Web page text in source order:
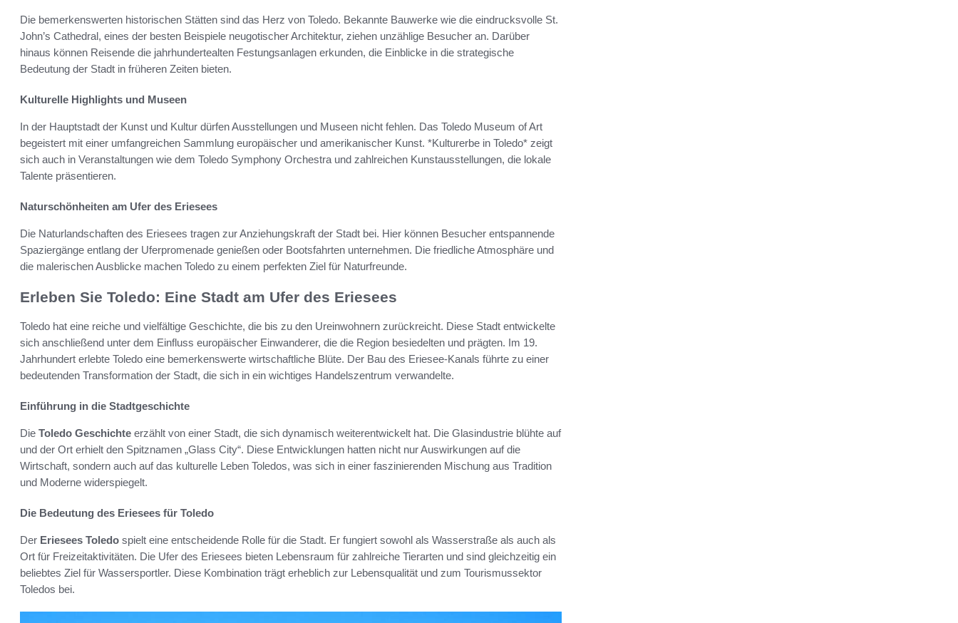
Die bemerkenswerten historischen Stätten sind das Herz von Toledo. Bekannte Bauwerke wie die eindrucksvolle St.
John’s Cathedral, eines der besten Beispiele neugotischer Architektur, ziehen unzählige Besucher an. Darüber
hinaus können Reisende die jahrhundertealten Festungsanlagen erkunden, die Einblicke in die strategische
Bedeutung der Stadt in früheren Zeiten bieten.
Kulturelle Highlights und Museen
In der Hauptstadt der Kunst und Kultur dürfen Ausstellungen und Museen nicht fehlen. Das Toledo Museum of Art
begeistert mit einer umfangreichen Sammlung europäischer und amerikanischer Kunst. *Kulturerbe in Toledo* zeigt
sich auch in Veranstaltungen wie dem Toledo Symphony Orchestra und zahlreichen Kunstausstellungen, die lokale
Talente präsentieren.
Naturschönheiten am Ufer des Eriesees
Die Naturlandschaften des Eriesees tragen zur Anziehungskraft der Stadt bei. Hier können Besucher entspannende
Spaziergänge entlang der Uferpromenade genießen oder Bootsfahrten unternehmen. Die friedliche Atmosphäre und
die malerischen Ausblicke machen Toledo zu einem perfekten Ziel für Naturfreunde.
Erleben Sie Toledo: Eine Stadt am Ufer des Eriesees
Toledo hat eine reiche und vielfältige Geschichte, die bis zu den Ureinwohnern zurückreicht. Diese Stadt entwickelte
sich anschließend unter dem Einfluss europäischer Einwanderer, die die Region besiedelten und prägten. Im 19.
Jahrhundert erlebte Toledo eine bemerkenswerte wirtschaftliche Blüte. Der Bau des Eriesee-Kanals führte zu einer
bedeutenden Transformation der Stadt, die sich in ein wichtiges Handelszentrum verwandelte.
Einführung in die Stadtgeschichte
Die Toledo Geschichte erzählt von einer Stadt, die sich dynamisch weiterentwickelt hat. Die Glasindustrie blühte auf
und der Ort erhielt den Spitznamen „Glass City“. Diese Entwicklungen hatten nicht nur Auswirkungen auf die
Wirtschaft, sondern auch auf das kulturelle Leben Toledos, was sich in einer faszinierenden Mischung aus Tradition
und Moderne widerspiegelt.
Die Bedeutung des Eriesees für Toledo
Der Eriesees Toledo spielt eine entscheidende Rolle für die Stadt. Er fungiert sowohl als Wasserstraße als auch als
Ort für Freizeitaktivitäten. Die Ufer des Eriesees bieten Lebensraum für zahlreiche Tierarten und sind gleichzeitig ein
beliebtes Ziel für Wassersportler. Diese Kombination trägt erheblich zur Lebensqualität und zum Tourismussektor
Toledos bei.